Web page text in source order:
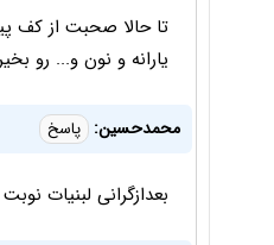
تا حالا صحبت از كف
يارانه و نون و... رو
محمدحسین: پاسخ
بعدازگرانی لبنیات